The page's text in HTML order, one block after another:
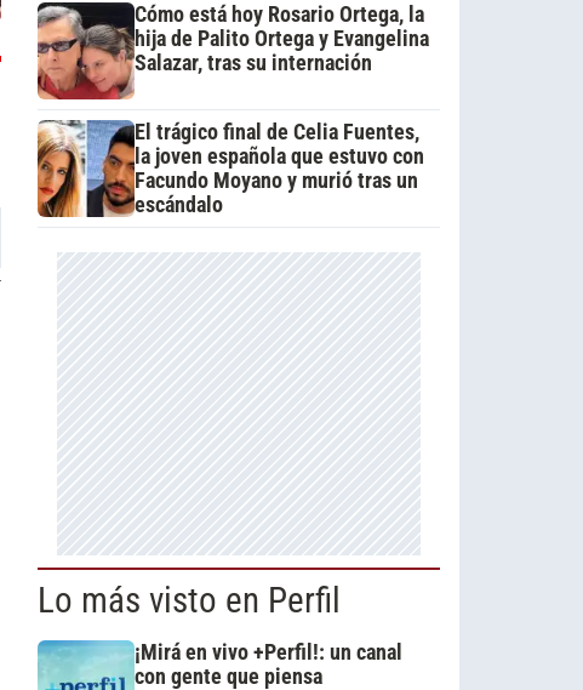
Cómo está hoy Rosario Ortega, la
hija de Palito Ortega y Evangelina
Salazar, tras su internación
El trágico final de Celia Fuentes,
la joven española que estuvo con
Facundo Moyano y murió tras un
escándalo
Lo más visto en Perfil
¡Mirá en vivo +Perfil!: un canal
con gente que piensa